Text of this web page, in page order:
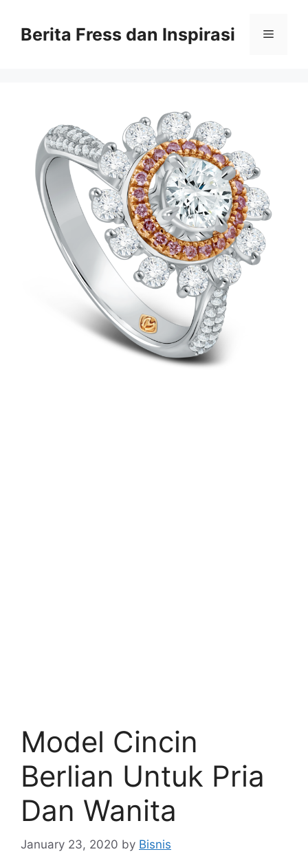
contentBerita Fress dan Inspirasi Menu
Model Cincin
Berlian Untuk Pria
Dan Wanita
January 23, 2020 by Bisnis